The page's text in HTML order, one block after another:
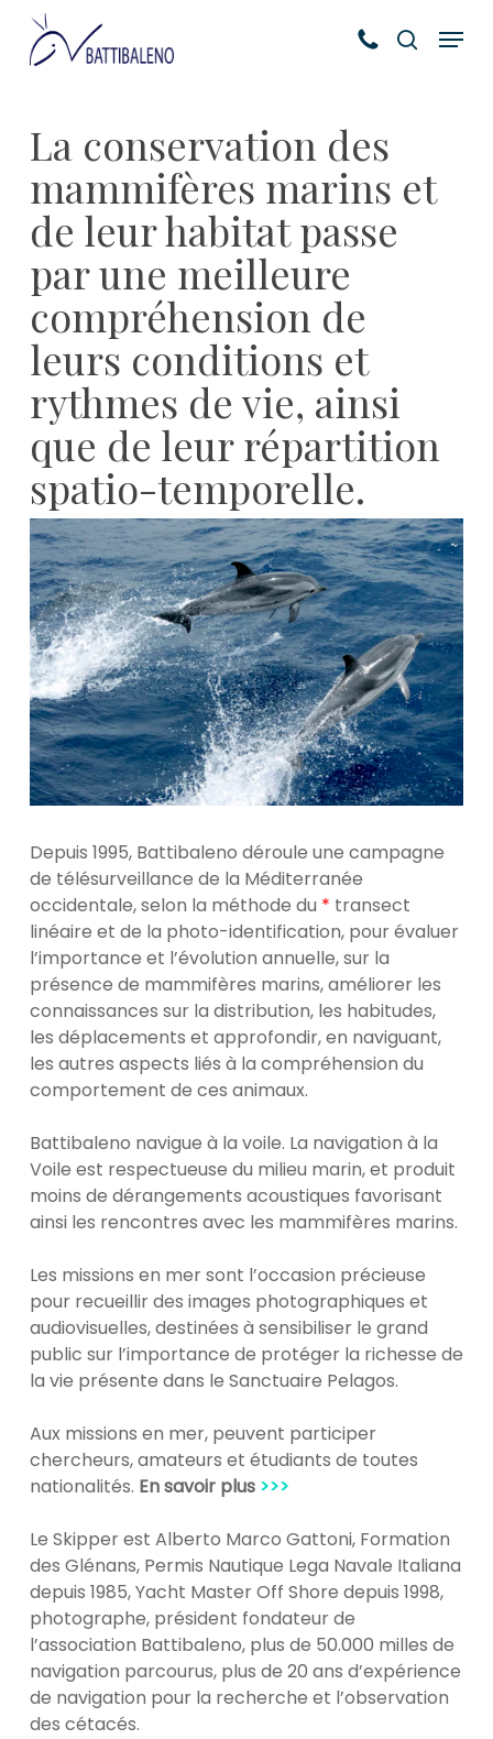
Skip
main
search
Menu
La conservation des
mammifères marins et
de leur habitat passe
par une meilleure
compréhension de
leurs conditions et
rythmes de vie, ainsi
que de leur répartition
spatio-temporelle.
Depuis 1995, Battibaleno déroule une campagne
de télésurveillance de la Méditerranée
occidentale, selon la méthode du * transect
linéaire et de la photo-identification, pour évaluer
l’importance et l’évolution annuelle, sur la
présence de mammifères marins, améliorer les
connaissances sur la distribution, les habitudes,
les déplacements et approfondir, en naviguant,
les autres aspects liés à la compréhension du
comportement de ces animaux.
Battibaleno navigue à la voile. La navigation à la
Voile est respectueuse du milieu marin, et produit
moins de dérangements acoustiques favorisant
ainsi les rencontres avec les mammifères marins.
Les missions en mer sont l’occasion précieuse
pour recueillir des images photographiques et
audiovisuelles, destinées à sensibiliser le grand
public sur l’importance de protéger la richesse de
la vie présente dans le Sanctuaire Pelagos.
Aux missions en mer, peuvent participer
chercheurs, amateurs et étudiants de toutes
nationalités. En savoir plus >>>
Le Skipper est Alberto Marco Gattoni, Formation
des Glénans, Permis Nautique Lega Navale Italiana
depuis 1985, Yacht Master Off Shore depuis 1998,
photographe, président fondateur de
l’association Battibaleno, plus de 50.000 milles de
navigation parcourus, plus de 20 ans d’expérience
de navigation pour la recherche et l’observation
des cétacés.